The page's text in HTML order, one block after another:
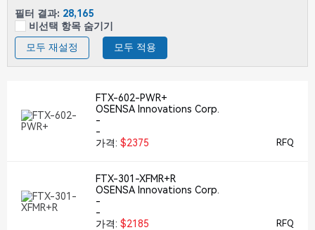
필터 결과: 28,165
비선택 항목 숨기기
모두 재설정
모두 적용
FTX-602-PWR+
OSENSA Innovations Corp.
-
-
가격: $2375 RFQ
FTX-301-XFMR+R
OSENSA Innovations Corp.
-
-
가격: $2185 RFQ